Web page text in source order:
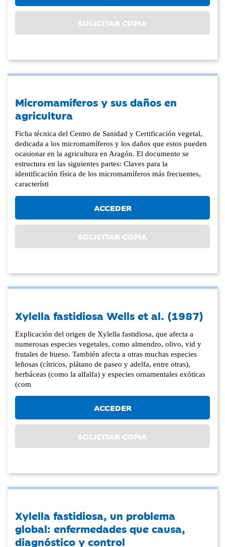
SOLICITAR COPIA
Micromamíferos y sus daños en
agricultura
Ficha técnica del Centro de Sanidad y Certificación vegetal,
dedicada a los micromamíferos y los daños que estos pueden
ocasionar en la agricultura en Aragón. El documento se
estructura en las siguientes partes: Claves para la
identificación física de los micromamíferos más frecuentes,
característi
ACCEDER
SOLICITAR COPIA
Xylella fastidiosa Wells et al. (1987)
Explicación del origen de Xylella fastidiosa, que afecta a
numerosas especies vegetales, como almendro, olivo, vid y
frutales de hueso. También afecta a otras muchas especies
leñosas (cítricos, plátano de paseo y adelfa, entre otras),
herbáceas (como la alfalfa) y especies ornamentales exóticas
(com
ACCEDER
SOLICITAR COPIA
Xylella fastidiosa, un problema
global: enfermedades que causa,
diagnóstico y control